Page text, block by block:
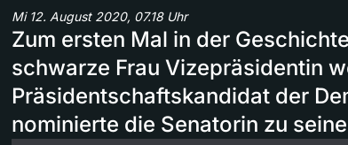
Mi 12. August 2020, 07.18 Uhr
Zum ersten Mal in der
schwarze Frau Vizepräsidentin
Präsidentschaftskandidat der
nominierte die Senatorin zu